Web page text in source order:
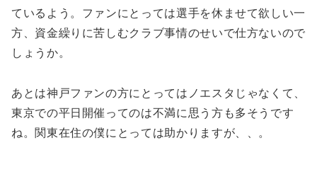
ているよう。ファンにとっては選手を休ませて欲しい一
方、資金繰りに苦しむクラブ事情のせいで仕方ないので
しょうか。
あとは神戸ファンの方にとってはノエスタじゃなくて、
東京での平日開催ってのは不満に思う方も多そうです
ね。関東在住の僕にとっては助かりますが、、。